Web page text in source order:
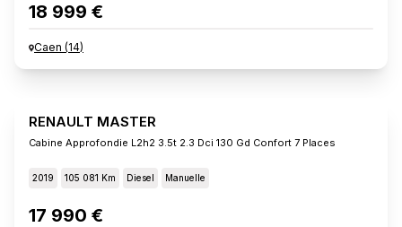
18 999 €
Caen (14)
RENAULT MASTER
Cabine Approfondie L2h2 3.5t 2.3 Dci 130 Gd Confort 7 Places
2019 105 081 Km Diesel Manuelle
17 990 €